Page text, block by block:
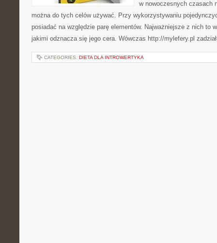
w nowoczesnych czasach
można do tych celów używać. Przy wykorzystywaniu
posiadać na względzie parę elementów. Najważniejsze z nich to
jakimi odznacza się jego cera. Wówczas http://mylefery.pl
CATEGORIES: DIETA DLA INTROWERTYKA